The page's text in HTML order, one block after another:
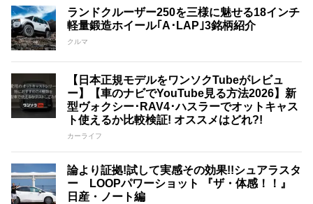
ランドクルーザー250を三様に魅せる18インチ
軽量鍛造ホイール｢A･LAP｣3銘柄紹介
クルマ
【日本正規モデルをワンソクTubeがレビュ
ー】【車のナビでYouTube見る方法2026】新
型ヴォクシー･RAV4･ハスラーでオットキャス
ト使えるか比較検証! オススメはどれ?!
カーライフ
論より証拠!試して実感その効果!!シュアラスタ
ー LOOPパワーショット 『ザ・体感！！』
日産・ノート編